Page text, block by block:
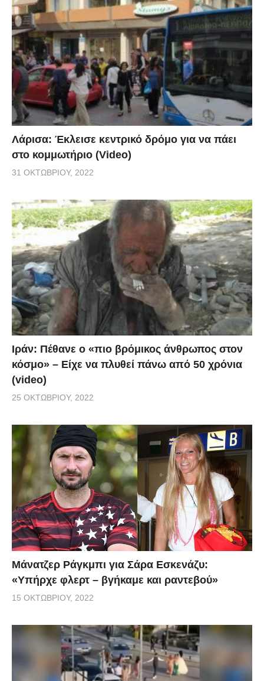
Λάρισα: Έκλεισε κεντρικό δρόμο για να πάει
στο κομμωτήριο (Video)
31 ΟΚΤΩΒΡΊΟΥ, 2022
Ιράν: Πέθανε ο «πιο βρόμικος άνθρωπος στον
κόσμο» – Είχε να πλυθεί πάνω από 50 χρόνια
(video)
25 ΟΚΤΩΒΡΊΟΥ, 2022
Μάνατζερ Ράγκμπι για Σάρα Εσκενάζυ:
«Υπήρχε φλερτ – βγήκαμε και ραντεβού»
15 ΟΚΤΩΒΡΊΟΥ, 2022